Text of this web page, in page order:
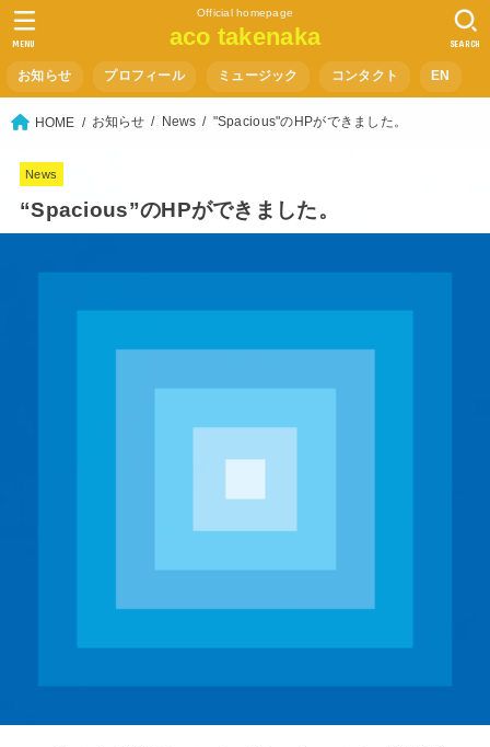
Official homepage
aco takenaka
お知らせ プロフィール ミュージック コンタクト EN
SEARCH
MENU
HOME お知らせ News "Spacious"のHPができました。
News
“Spacious”のHPができました。